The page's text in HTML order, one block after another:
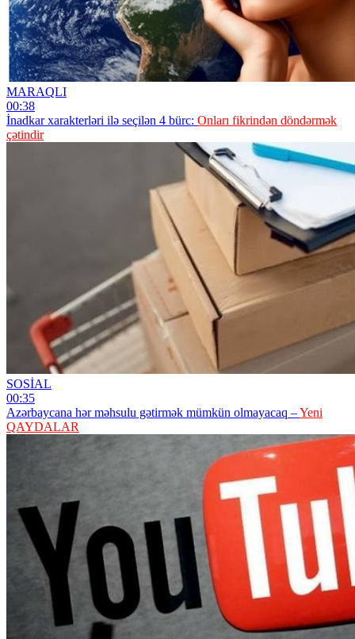
MARAQLI
00:38
İnadkar xarakterləri ilə seçilən 4 bürc: Onları fikrindən döndərmək
çətindir
SOSİAL
00:35
Azərbaycana hər məhsulu gətirmək mümkün olmayacaq –Yeni
QAYDALAR